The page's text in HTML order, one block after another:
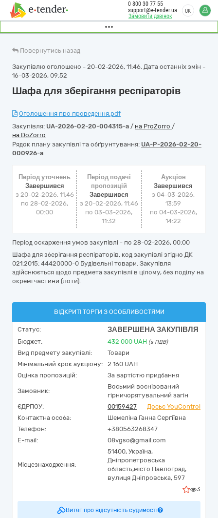
Замовити дзвінок
0 800 30 77 55
support@e-tender.ua
UK
Повернутись назад
Закупівлю оголошено - 20-02-2026, 11:46. Дата останніх змін -
16-03-2026, 09:52
Шафа для зберігання респіраторів
Оголошення про проведення.pdf
Закупівля: UA-2026-02-20-004315-a / на ProZorro /
на DoZorro
Рядок плану закупівлі та обґрунтування: UA-P-2026-02-20-
000926-a
Період уточнень
Завершився
з 20-02-2026, 11:46
по 28-02-2026,
00:00
Період подачі
пропозицій
Завершився
з 20-02-2026, 11:46
по 03-03-2026,
11:32
Аукціон
Завершився
з 04-03-2026,
13:59
по 04-03-2026,
14:22
Період оскарження умов закупівлі - по 28-02-2026, 00:00
Шафа для зберігання респіраторів, код закупівлі згідно ДК
021:2015: 44420000-0 Будівельні товари. Закупівля
здійснюється щодо предмета закупівлі в цілому, без поділу на
окремі частини (лоти).
ВІДКРИТІ ТОРГИ З ОСОБЛИВОСТЯМИ
Статус: ЗАВЕРШЕНА ЗАКУПІВЛЯ
Бюджет: 432 000 UAH (з ПДВ)
Вид предмету закупівлі:
Товари
Мінімальний крок аукціону:
2 160 UAH
Оцінка пропозицій:
За вартістю придбання
Замовник:
Восьмий воєнізований
гірничорятувальний загін
ЄДРПОУ:
00159427
Досьє YouControl
Контактна особа:
Шемеліна Ганна Сергіївна
Телефон:
+380563268347
E-mail:
08vgso@gmail.com
Місцезнаходження:
51400, Україна,
Дніпропетровська
область,місто Павлоград,
вулиця Дніпровська, 597
3
Витяг про відсутність судимості